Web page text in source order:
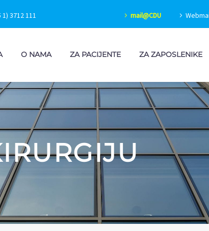
1) 3712 111 mail@CDU
O NAMA ZA PACIJENTE ZA ZAPOSLENIKE